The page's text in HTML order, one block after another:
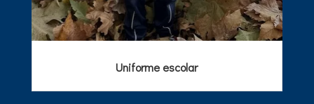
Uniforme escolar